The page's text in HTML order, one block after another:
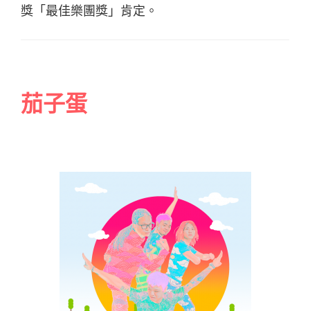
獎「最佳樂團獎」肯定。
茄子蛋